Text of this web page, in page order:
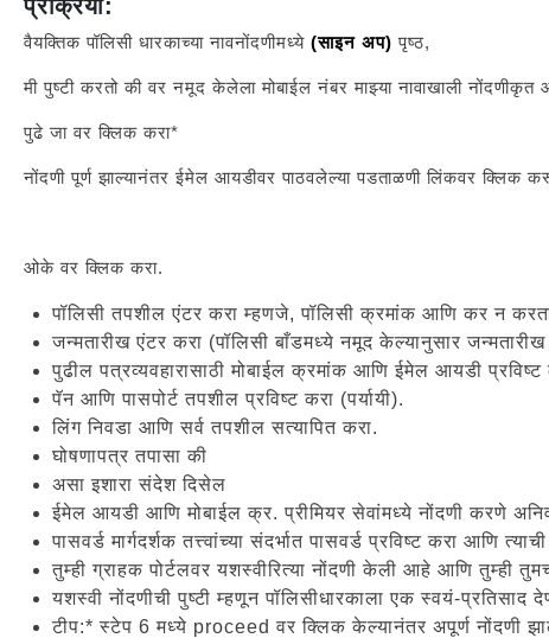
प्रक्रिया:
वैयक्तिक पॉलिसी धारकाच्या नावनोंदणीमध्ये (साइन अप) पृष्ठ,
मी पुष्टी करतो की वर नमूद केलेला मोबाईल नंबर माझ्या नावाखाली नोंदणीकृत
पुढे जा वर क्लिक करा*
नोंदणी पूर्ण झाल्यानंतर ईमेल आयडीवर पाठवलेल्या पडताळणी लिंकवर क्लिक
ओके वर क्लिक करा.
पॉलिसी तपशील एंटर करा म्हणजे, पॉलिसी क्रमांक आणि कर न करता
जन्मतारीख एंटर करा (पॉलिसी बाँडमध्ये नमूद केल्यानुसार
पुढील पत्रव्यवहारासाठी मोबाईल क्रमांक आणि ईमेल आयडी
पॅन आणि पासपोर्ट तपशील प्रविष्ट करा (पर्यायी).
लिंग निवडा आणि सर्व तपशील सत्यापित करा.
घोषणापत्र तपासा की
असा इशारा संदेश दिसेल
ईमेल आयडी आणि मोबाईल क्र. प्रीमियर सेवांमध्ये नोंदणी करणे
पासवर्ड मार्गदर्शक तत्त्वांच्या संदर्भात पासवर्ड प्रविष्ट करा आणि
तुम्ही ग्राहक पोर्टलवर यशस्वीरित्या नोंदणी केली आहे आणि तुम्ही
यशस्वी नोंदणीची पुष्टी म्हणून पॉलिसीधारकाला एक स्वयं-प्रतिसाद
टीप:* स्टेप 6 मध्ये proceed वर क्लिक केल्यानंतर अपूर्ण नोंदणी